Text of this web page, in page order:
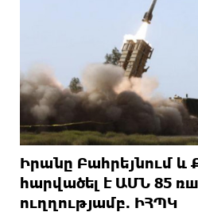
Իրանը Բահրեյնում և
hարվածել է ԱՄՆ 85
ուղղությամբ. ԻՀՊԿ